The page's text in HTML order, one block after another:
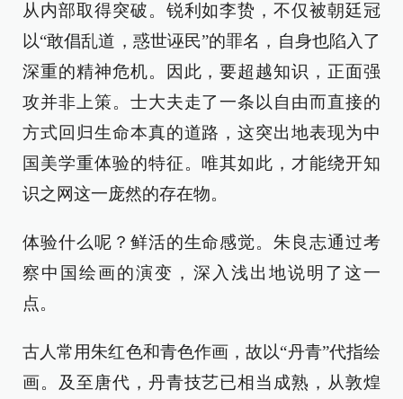
从内部取得突破。锐利如李贽，不仅被朝廷冠
以“敢倡乱道，惑世诬民”的罪名，自身也陷入了
深重的精神危机。因此，要超越知识，正面强
攻并非上策。士大夫走了一条以自由而直接的
方式回归生命本真的道路，这突出地表现为中
国美学重体验的特征。唯其如此，才能绕开知
识之网这一庞然的存在物。
体验什么呢？鲜活的生命感觉。朱良志通过考
察中国绘画的演变，深入浅出地说明了这一
点。
古人常用朱红色和青色作画，故以“丹青”代指绘
画。及至唐代，丹青技艺已相当成熟，从敦煌